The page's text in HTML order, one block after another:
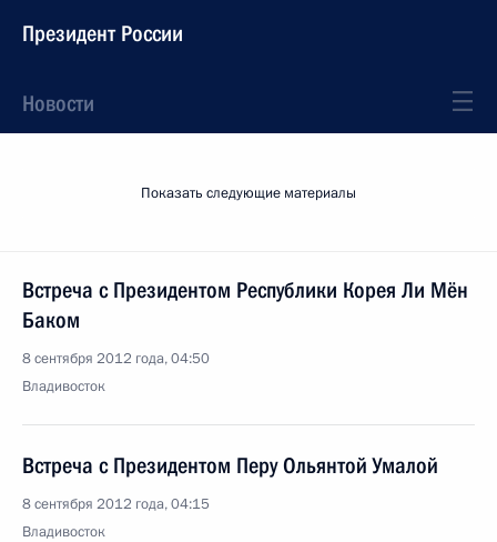
Президент России
Новости
Показать следующие материалы
Встреча с Президентом Республики Корея Ли Мён
Баком
8 сентября 2012 года, 04:50
Владивосток
Встреча с Президентом Перу Ольянтой Умалой
8 сентября 2012 года, 04:15
Владивосток